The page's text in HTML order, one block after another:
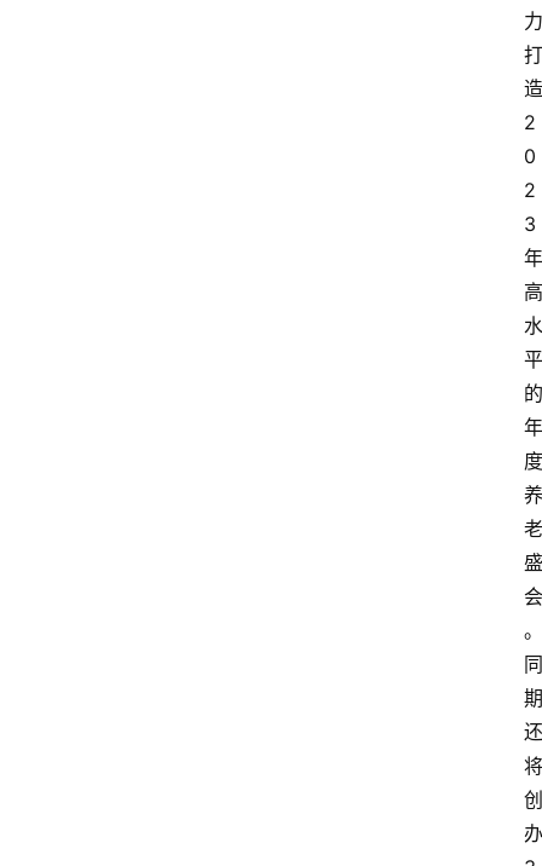
力
打
造
2
0
2
3
年
高
水
平
的
年
度
养
老
盛
会
。
同
期
还
将
创
办